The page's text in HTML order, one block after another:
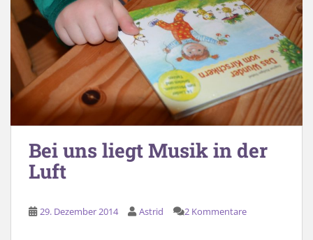
Bei uns liegt Musik in der
Luft
29. Dezember 2014 Astrid 2 Kommentare